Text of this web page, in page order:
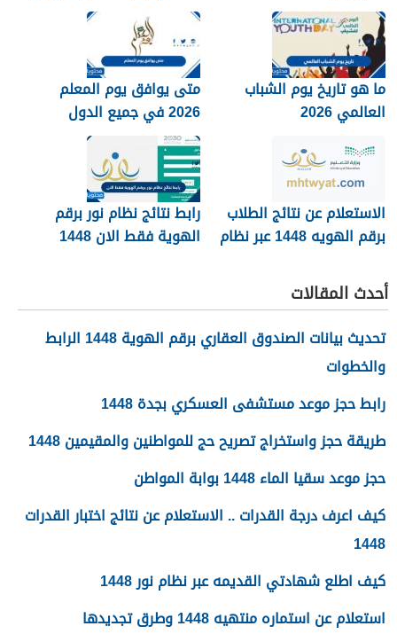
1448
ما هو تاريخ يوم الشباب
العالمي 2026
متى يوافق يوم المعلم
2026 في جميع الدول
العربية
الاستعلام عن نتائج الطلاب
برقم الهويه 1448 عبر نظام
رابط نتائج نظام نور برقم
الهوية فقط الان 1448
أحدث المقالات
تحديث بيانات الصندوق العقاري برقم الهوية 1448 الرابط
والخطوات
رابط حجز موعد مستشفى العسكري بجدة 1448
طريقة حجز واستخراج تصريح حج للمواطنين والمقيمين 1448
حجز موعد سقيا الماء 1448 بوابة المواطن
كيف اعرف درجة القدرات .. الاستعلام عن نتائج اختبار القدرات
1448
كيف اطلع شهادتي القديمه عبر نظام نور 1448
استعلام عن استماره منتهيه 1448 وطرق تجديدها